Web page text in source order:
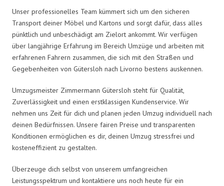
Unser professionelles Team kümmert sich um den sicheren
Transport deiner Möbel und Kartons und sorgt dafür, dass alles
pünktlich und unbeschädigt am Zielort ankommt. Wir verfügen
über langjährige Erfahrung im Bereich Umzüge und arbeiten mit
erfahrenen Fahrern zusammen, die sich mit den Straßen und
Gegebenheiten von Gütersloh nach Livorno bestens auskennen.
Umzugsmeister Zimmermann Gütersloh steht für Qualität,
Zuverlässigkeit und einen erstklassigen Kundenservice. Wir
nehmen uns Zeit für dich und planen jeden Umzug individuell nach
deinen Bedürfnissen. Unsere fairen Preise und transparenten
Konditionen ermöglichen es dir, deinen Umzug stressfrei und
kosteneffizient zu gestalten.
Überzeuge dich selbst von unserem umfangreichen
Leistungsspektrum und kontaktiere uns noch heute für ein